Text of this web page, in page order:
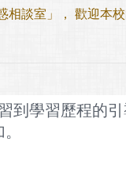
談室」， 歡迎本
到學習歷程的